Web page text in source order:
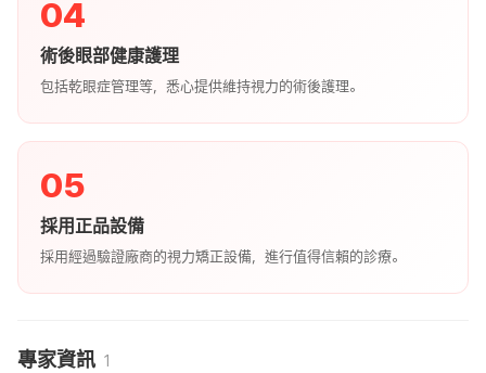
04
術後眼部健康護理
包括乾眼症管理等，悉心提供維持視力的術後護理。
05
採用正品設備
採用經過驗證廠商的視力矯正設備，進行值得信賴的診療。
專家資訊 1